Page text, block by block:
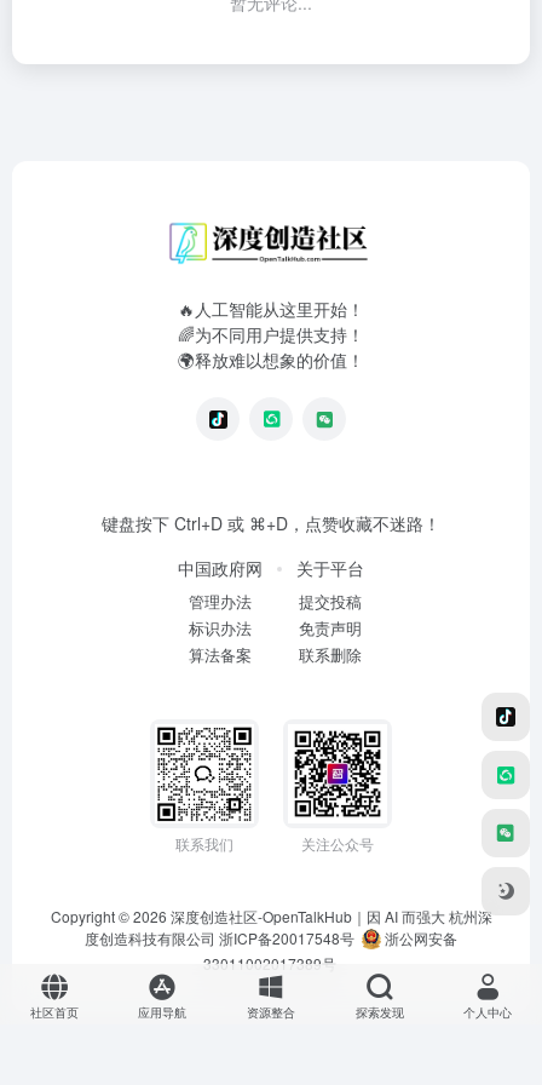
🔥人工智能从这里开始！
🌈为不同用户提供支持！
🌍释放难以想象的价值！
键盘按下 Ctrl+D 或 ⌘+D，点赞收藏不迷路！
中国政府网
管理办法
标识办法
算法备案
关于平台
提交投稿
免责声明
联系删除
联系我们 关注公众号
Copyright © 2026 深度创造社区-OpenTalkHub｜因 AI 而强大 杭州深
度创造科技有限公司 浙ICP备20017548号
浙公网安备
33011002017389号
社区首页 应用导航 资源整合 探索发现 个人中心